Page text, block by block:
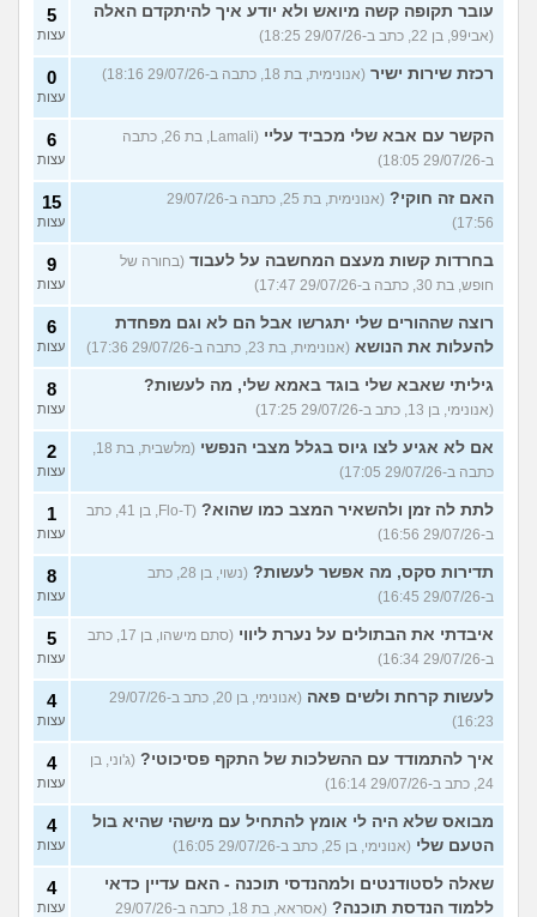
עובר תקופה קשה מיואש ולא יודע איך להיתקדם האלה
(אבי99, בן 22, כתב ב-29/07/26 18:25)
5
עצות
רכזת שירות ישיר (אנונימית, בת 18, כתבה ב-29/07/26 18:16) 0
עצות
הקשר עם אבא שלי מכביד עליי
(Lamali, בת 26, כתבה
ב-29/07/26 18:05)
6
עצות
האם זה חוקי?
(אנונימית, בת 25, כתבה ב-29/07/26
17:56)
15
עצות
בחרדות קשות מעצם המחשבה על לעבוד (בחורה של
חופש, בת 30, כתבה ב-29/07/26 17:47)
9
עצות
רוצה שההורים שלי יתגרשו אבל הם לא וגם מפחדת
להעלות את הנושא (אנונימית, בת 23, כתבה ב-29/07/26 17:36)
6
עצות
גיליתי שאבא שלי בוגד באמא שלי, מה לעשות?
(אנונימי, בן 13, כתב ב-29/07/26 17:25)
8
עצות
אם לא אגיע לצו גיוס בגלל מצבי הנפשי
(מלשבית, בת 18,
כתבה ב-29/07/26 17:05)
2
עצות
לתת לה זמן ולהשאיר המצב כמו שהוא?
(Flo-T, בן 41, כתב
ב-29/07/26 16:56)
1
עצות
תדירות סקס, מה אפשר לעשות?
(נשוי, בן 28, כתב
ב-29/07/26 16:45)
8
עצות
איבדתי את הבתולים על נערת ליווי
(סתם מישהו, בן 17, כתב
ב-29/07/26 16:34)
5
עצות
לעשות קרחת ולשים פאה
(אנונימי, בן 20, כתב ב-29/07/26
16:23)
4
עצות
איך להתמודד עם ההשלכות של התקף פסיכוטי? (ג'וני, בן
24, כתב ב-29/07/26 16:14)
4
עצות
מבואס שלא היה לי אומץ להתחיל עם מישהי שהיא בול
הטעם שלי (אנונימי, בן 25, כתב ב-29/07/26 16:05)
4
עצות
שאלה לסטודנטים ולמהנדסי תוכנה - האם עדיין כדאי
ללמוד הנדסת תוכנה?
(אסראא, בת 18, כתבה ב-29/07/26
4
עצות